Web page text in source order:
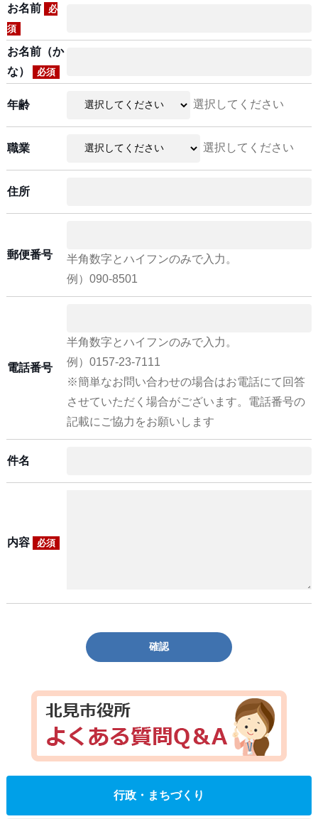
お名前
必
須
お名前（か
な）
必須
年齢 選択してください
職業 選択してください
住所
郵便番号
半角数字とハイフンのみで入力。
例）090-8501
電話番号
半角数字とハイフンのみで入力。
例）0157-23-7111
※簡単なお問い合わせの場合はお電話にて回答
させていただく場合がございます。電話番号の
記載にご協力をお願いします
件名
内容 必須
確認
行政・まちづくり